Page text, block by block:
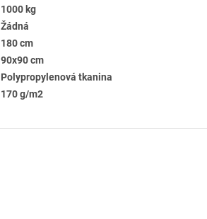
1000 kg
Žádná
180 cm
90x90 cm
Polypropylenová tkanina
170 g/m2